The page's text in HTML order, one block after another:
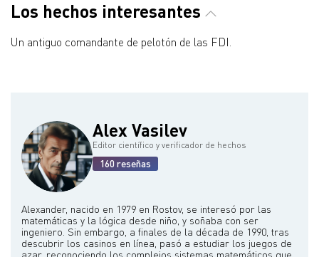
Los hechos interesantes
Un antiguo comandante de pelotón de las FDI.
Alex Vasilev
Editor científico y verificador de hechos
160 reseñas
Alexander, nacido en 1979 en Rostov, se interesó por las
matemáticas y la lógica desde niño, y soñaba con ser
ingeniero. Sin embargo, a finales de la década de 1990, tras
descubrir los casinos en línea, pasó a estudiar los juegos de
azar, reconociendo los complejos sistemas matemáticos que